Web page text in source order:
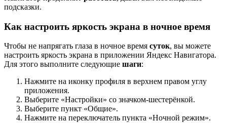
подсказки.
Как настроить яркость экрана в ночное время
Чтобы не напрягать глаза в ночное время суток, вы можете
настроить яркость экрана в приложении Яндекс Навигатора.
Для этого выполните следующие шаги:
Нажмите на иконку профиля в верхнем правом углу
приложения.
Выберите «Настройки» со значком-шестерёнкой.
Выберите пункт «Общие».
Нажмите на переключатель пункта «Ночной режим».